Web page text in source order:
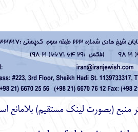
منبع (بصورت لینک مستقیم) بلامانع